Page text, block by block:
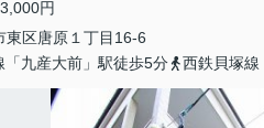
円
東区唐原 １丁目16-6
「九産大前」駅徒歩5分
西鉄貝塚